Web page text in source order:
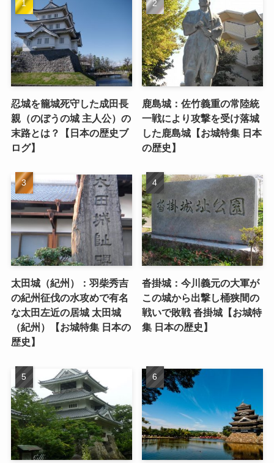
忍城を籠城死守した成田長
親（のぼうの城 主人公）の
末路とは？【日本の歴史ブ
ログ】
鹿島城：佐竹義重の常陸統
一戦により攻撃を受け落城
した鹿島城【お城特集 日本
の歴史】
太田城（紀州）：羽柴秀吉
の紀州征伐の水攻めで有名
な太田左近の居城 太田城
（紀州）【お城特集 日本の
歴史】
沓掛城：今川義元の大軍が
この城から出撃し桶狭間の
戦いで敗戦 沓掛城【お城特
集 日本の歴史】